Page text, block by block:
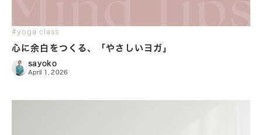
#yoga class
心に余白をつくる、「やさしいヨガ」
sayoko
April 1, 2026